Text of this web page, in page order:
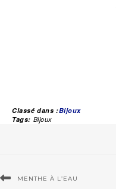
Classé dans :Bijoux
Tags: Bijoux
MENTHE À L’EAU